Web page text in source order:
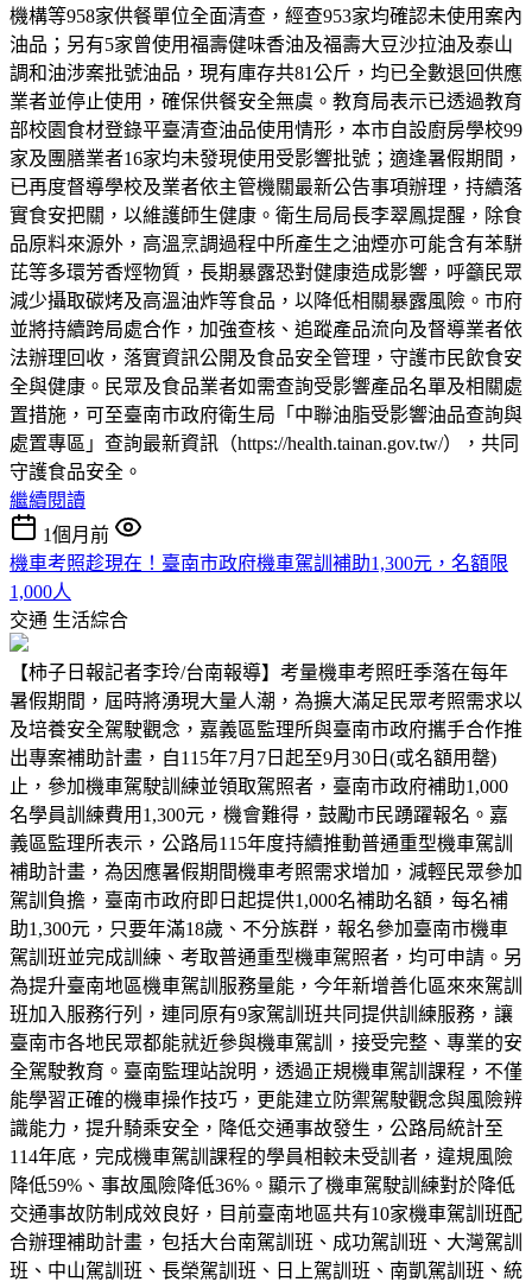
機構等958家供餐單位全面清查，經查953家均確認未使用案內
油品；另有5家曾使用福壽健味香油及福壽大豆沙拉油及泰山
調和油涉案批號油品，現有庫存共81公斤，均已全數退回供應
業者並停止使用，確保供餐安全無虞。教育局表示已透過教育
部校園食材登錄平臺清查油品使用情形，本市自設廚房學校99
家及團膳業者16家均未發現使用受影響批號；適逢暑假期間，
已再度督導學校及業者依主管機關最新公告事項辦理，持續落
實食安把關，以維護師生健康。衛生局局長李翠鳳提醒，除食
品原料來源外，高溫烹調過程中所產生之油煙亦可能含有苯駢
芘等多環芳香烴物質，長期暴露恐對健康造成影響，呼籲民眾
減少攝取碳烤及高溫油炸等食品，以降低相關暴露風險。市府
並將持續跨局處合作，加強查核、追蹤產品流向及督導業者依
法辦理回收，落實資訊公開及食品安全管理，守護市民飲食安
全與健康。民眾及食品業者如需查詢受影響產品名單及相關處
置措施，可至臺南市政府衛生局「中聯油脂受影響油品查詢與
處置專區」查詢最新資訊（https://health.tainan.gov.tw/），共同
守護食品安全。
繼續閱讀
1個月前
機車考照趁現在！臺南市政府機車駕訓補助1,300元，名額限
1,000人
交通 生活綜合
【柿子日報記者李玲/台南報導】考量機車考照旺季落在每年
暑假期間，屆時將湧現大量人潮，為擴大滿足民眾考照需求以
及培養安全駕駛觀念，嘉義區監理所與臺南市政府攜手合作推
出專案補助計畫，自115年7月7日起至9月30日(或名額用罄)
止，參加機車駕駛訓練並領取駕照者，臺南市政府補助1,000
名學員訓練費用1,300元，機會難得，鼓勵市民踴躍報名。嘉
義區監理所表示，公路局115年度持續推動普通重型機車駕訓
補助計畫，為因應暑假期間機車考照需求增加，減輕民眾參加
駕訓負擔，臺南市政府即日起提供1,000名補助名額，每名補
助1,300元，只要年滿18歲、不分族群，報名參加臺南市機車
駕訓班並完成訓練、考取普通重型機車駕照者，均可申請。另
為提升臺南地區機車駕訓服務量能，今年新增善化區來來駕訓
班加入服務行列，連同原有9家駕訓班共同提供訓練服務，讓
臺南市各地民眾都能就近參與機車駕訓，接受完整、專業的安
全駕駛教育。臺南監理站說明，透過正規機車駕訓課程，不僅
能學習正確的機車操作技巧，更能建立防禦駕駛觀念與風險辨
識能力，提升騎乘安全，降低交通事故發生，公路局統計至
114年底，完成機車駕訓課程的學員相較未受訓者，違規風險
降低59%、事故風險降低36%。顯示了機車駕駛訓練對於降低
交通事故防制成效良好，目前臺南地區共有10家機車駕訓班配
合辦理補助計畫，包括大台南駕訓班、成功駕訓班、大灣駕訓
班、中山駕訓班、長榮駕訓班、日上駕訓班、南凱駕訓班、統